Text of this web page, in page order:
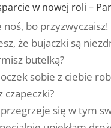
w nowej roli –
noś, bo przyzwyczaisz!
że bujaczki są
butelką?
sobie z ciebie
czapeczki?
się w tym